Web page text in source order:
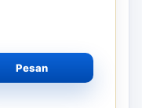
Pesan